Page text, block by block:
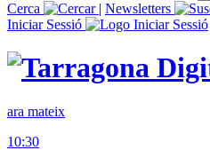
Cerca
| Newsletters
Iniciar Sessió
ara mateix
10:30